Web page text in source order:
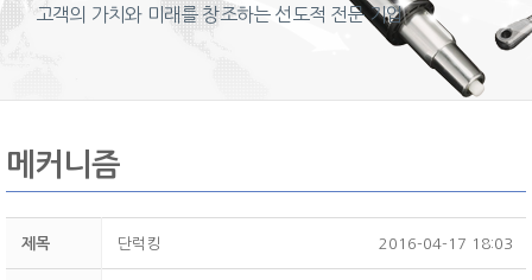
고객의 가치와 미래를 창조하는 선도적 전문 기업
메커니즘
제목 단럭킹 2016-04-17 18:03